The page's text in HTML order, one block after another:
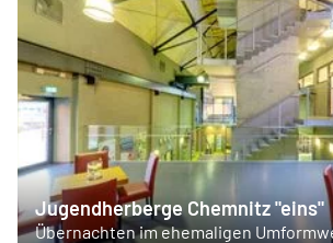
Jugendherberge Chemnitz "eins"
Übernachten im ehemaligen